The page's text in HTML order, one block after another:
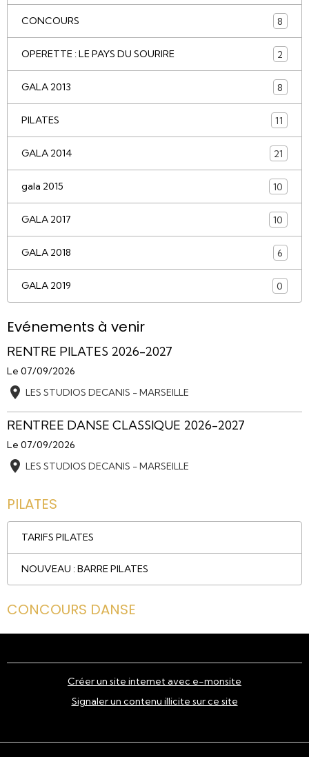
CONCOURS 8
OPERETTE : LE PAYS DU SOURIRE 2
GALA 2013 8
PILATES 11
GALA 2014 21
gala 2015 10
GALA 2017 10
GALA 2018 6
GALA 2019 0
Evénements à venir
RENTRE PILATES 2026-2027
Le 07/09/2026
LES STUDIOS DECANIS - MARSEILLE
RENTREE DANSE CLASSIQUE 2026-2027
Le 07/09/2026
LES STUDIOS DECANIS - MARSEILLE
PILATES
TARIFS PILATES
NOUVEAU : BARRE PILATES
CONCOURS DANSE
Créer un site internet avec e-monsite
Signaler un contenu illicite sur ce site